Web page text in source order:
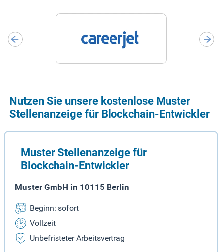
Nutzen Sie unsere kostenlose Muster
Stellenanzeige für Blockchain-Entwickler
Muster Stellenanzeige für
Blockchain-Entwickler
Muster GmbH in 10115 Berlin
Beginn: sofort
Vollzeit
Unbefristeter Arbeitsvertrag